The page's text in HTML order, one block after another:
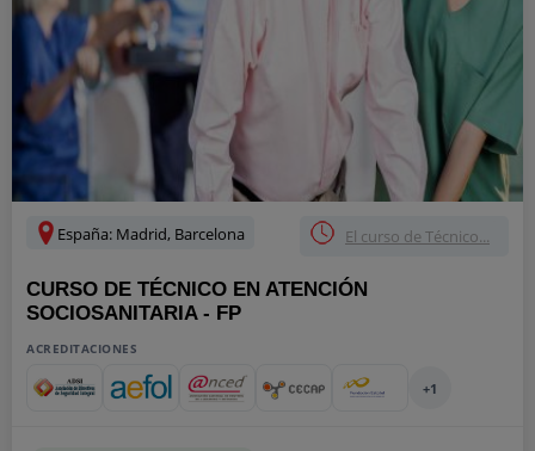
España: Madrid, Barcelona El curso de Técnico...
CURSO DE TÉCNICO EN ATENCIÓN
SOCIOSANITARIA - FP
ACREDITACIONES
+1